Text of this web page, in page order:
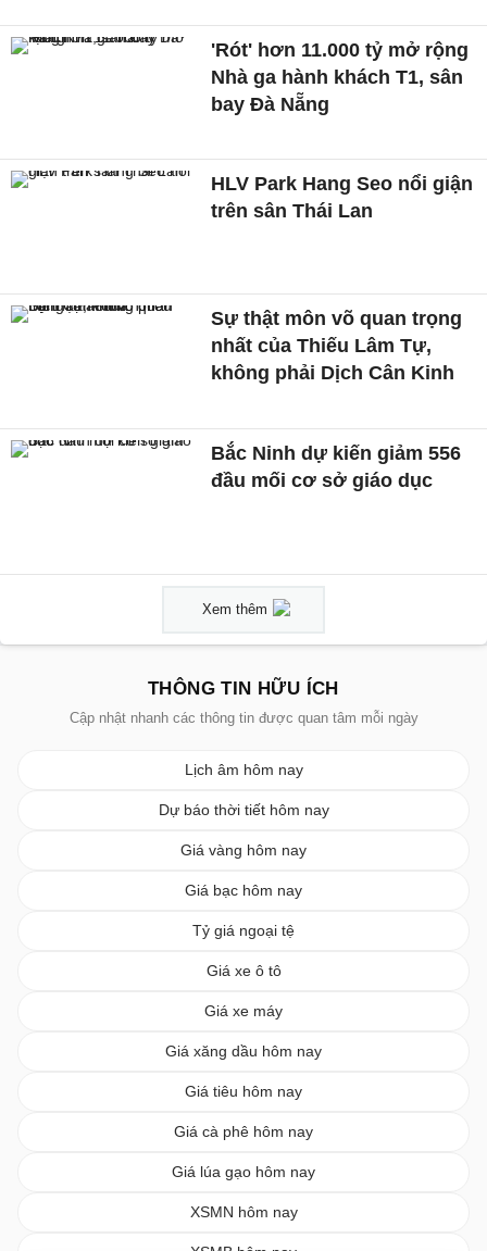
'Rót' hơn 11.000 tỷ mở rộng
Nhà ga hành khách T1, sân
bay Đà Nẵng
HLV Park Hang Seo nổi giận
trên sân Thái Lan
Sự thật môn võ quan trọng
nhất của Thiếu Lâm Tự,
không phải Dịch Cân Kinh
Bắc Ninh dự kiến giảm 556
đầu mối cơ sở giáo dục
Xem thêm
THÔNG TIN HỮU ÍCH
Cập nhật nhanh các thông tin được quan tâm mỗi ngày
Lịch âm hôm nay
Dự báo thời tiết hôm nay
Giá vàng hôm nay
Giá bạc hôm nay
Tỷ giá ngoại tệ
Giá xe ô tô
Giá xe máy
Giá xăng dầu hôm nay
Giá tiêu hôm nay
Giá cà phê hôm nay
Giá lúa gạo hôm nay
XSMN hôm nay